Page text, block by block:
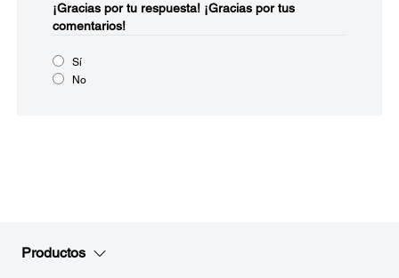
¡Gracias por tu respuesta! ¡Gracias por tus
comentarios!
Sí
No
Productos